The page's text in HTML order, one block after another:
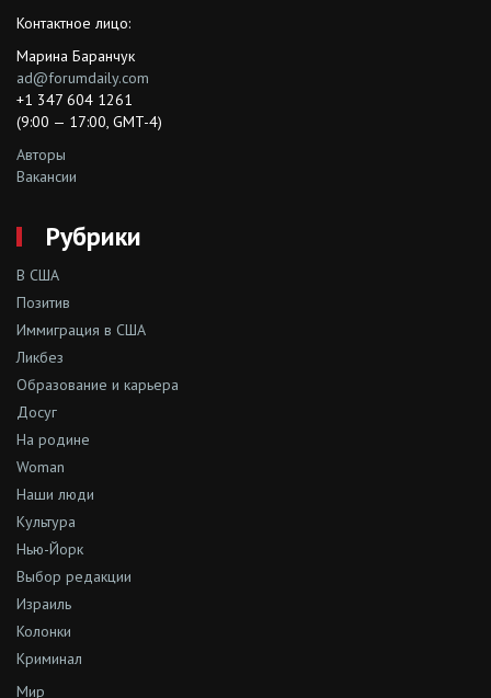
Контактное лицо:
Марина Баранчук
ad@forumdaily.com
+1 347 604 1261
(9:00 — 17:00, GMT-4)
Авторы
Вакансии
Рубрики
В США
Позитив
Иммиграция в США
Ликбез
Образование и карьера
Досуг
На родине
Woman
Наши люди
Культура
Нью-Йорк
Выбор редакции
Израиль
Колонки
Криминал
Мир